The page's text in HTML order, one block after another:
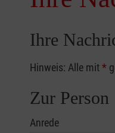
Ihre
Hinweis: Alle mit*
Zur Person
Anrede